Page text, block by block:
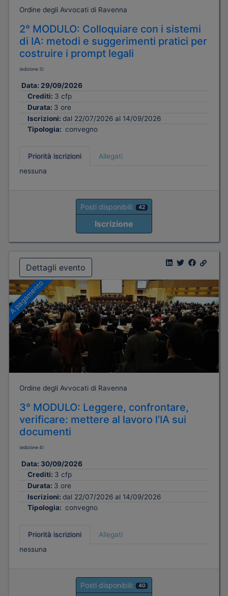
Ordine degli Avvocati di Ravenna
2° MODULO: Colloquiare con i sistemi
di IA: metodi e suggerimenti pratici per
costruire i prompt legali
(edizione 3)
Data: 29/09/2026
Crediti: 3 cfp
Durata: 3 ore
Iscrizioni: dal 22/07/2026 al 14/09/2026
Tipologia: convegno
Priorità iscrizioni
Allegati
nessuna
Posti disponibili: 42
Iscrizione
Dettagli evento
A pagamento
Ordine degli Avvocati di Ravenna
3° MODULO: Leggere, confrontare,
verificare: mettere al lavoro l’IA sui
documenti
(edizione 4)
Data: 30/09/2026
Crediti: 3 cfp
Durata: 3 ore
Iscrizioni: dal 22/07/2026 al 14/09/2026
Tipologia: convegno
Priorità iscrizioni
Allegati
nessuna
Posti disponibili: 40